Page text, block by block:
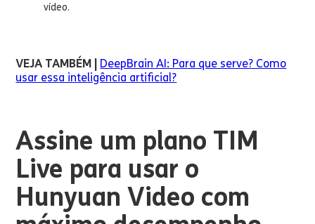
vídeo.
VEJA TAMBÉM |
DeepBrain AI: Para que serve? Como
usar essa inteligência artificial?
Assine um plano TIM
Live para usar o
Hunyuan Video com